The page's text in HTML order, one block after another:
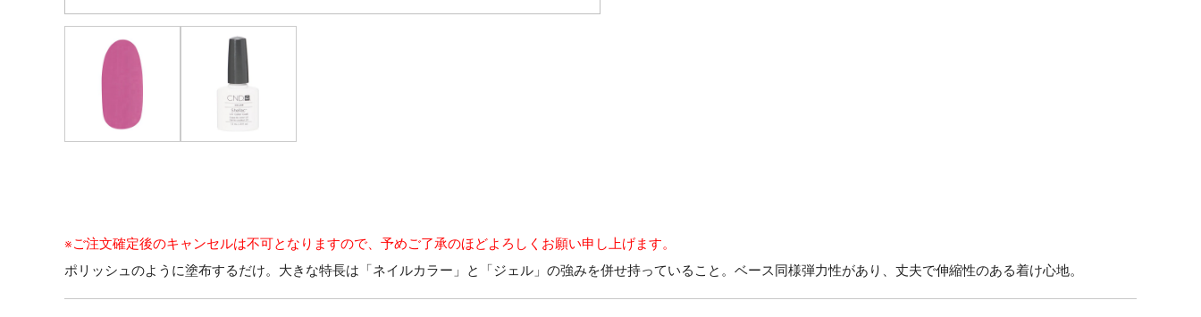
※ご注文確定後のキャンセルは不可となりますので、予めご了承のほどよろしくお願い申し上げます。
ポリッシュのように塗布するだけ。大きな特長は「ネイルカラー」と「ジェル」の強みを併せ持っていること。ベース同様弾力性があり、丈夫で伸縮性のある着け心地。